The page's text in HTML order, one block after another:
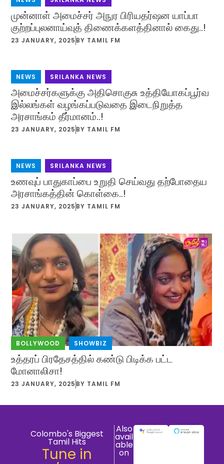
முன்னாள் அமைச்சர் அநுர பிரியதர்ஷன யாப்பா
குற்றப்புலனாய்வுத் திணைக்களத்தினால் கைது..!
23 JANUARY, 2025 BY TAMIL FM
NEWS SRILANKA NEWS
அமைச்சர்களுக்கு அதிசொகுசு உத்தியோகப்பூர்வ
இல்லங்கள் வழங்கப்படுவதை இடைநிறுத்த
அரசாங்கம் தீர்மானம்..!
23 JANUARY, 2025 BY TAMIL FM
NEWS SRILANKA NEWS
உணவுப் பாதுகாப்பை உறுதி செய்வது தற்போதைய
அரசாங்கத்தின் கொள்கை..!
23 JANUARY, 2025 BY TAMIL FM
BOLLYWOOD , SHOWBIZ
உத்தரப் பிரதேசத்தில் கண்டு பிடிக்க பட்ட
மோனாலிசா!
23 JANUARY, 2025 BY TAMIL FM
Colombo's Biggest
Tamil Hits
Tune in
Also
avail
able
on